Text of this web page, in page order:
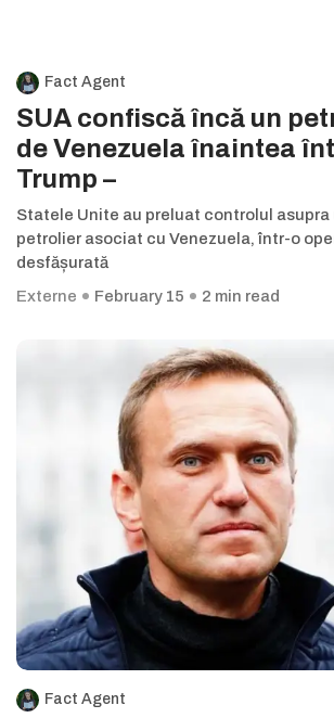
Fact Agent
SUA confiscă încă un
de Venezuela înaintea
Trump –
Statele Unite au preluat controlul asupra
petrolier asociat cu Venezuela, într-o
desfășurată
Externe
February 15 2 min read
Fact Agent